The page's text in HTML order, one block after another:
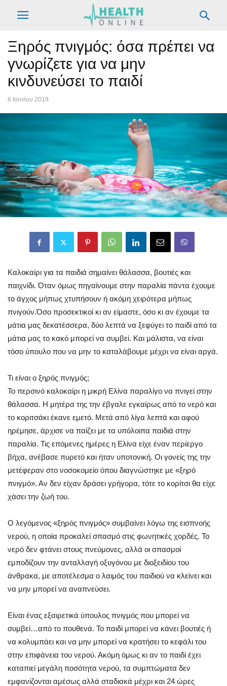
Ξηρός πνιγμός: όσα πρέπει να
γνωρίζετε για να μην
κινδυνεύσει το παιδί
6 Ιουνίου 2019
Καλοκαίρι για τα παιδιά σημαίνει θάλασσα, βουτιές και
παιχνίδι. Όταν όμως πηγαίνουμε στην παραλία πάντα έχουμε
το άγχος μήπως χτυπήσουν ή ακόμη χειρότερα μήπως
πνιγούν.Όσο προσεκτικοί κι αν είμαστε, όσο κι αν έχουμε τα
μάτια μας δεκατέσσερα, δύο λεπτά να ξεφύγει το παιδί από τα
μάτια μας το κακό μπορεί να συμβεί. Και μάλιστα, να είναι
τόσο ύπουλο που να μην το καταλάβουμε μέχρι να είναι αργά.
Τι είναι ο ξηρός πνιγμός;
Το περσινό καλοκαίρι η μικρή Ελίνα παραλίγο να πνιγεί στην
θάλασσα. Η μητέρα της την έβγαλε εγκαίρως από το νερό και
το κοριτσάκι έκανε εμετό. Μετά από λίγα λεπτά και αφού
ηρέμησε, άρχισε να παίζει με τα υπόλοιπα παιδιά στην
παραλία. Τις επόμενες ημέρες η Ελίνα είχε έναν περίεργο
βήχα, ανέβασε πυρετό και ήταν υποτονική. Οι γονείς της την
μετέφεραν στο νοσοκομείο όπου διαγνώστηκε με «ξηρό
πνιγμό». Αν δεν είχαν δράσει γρήγορα, τότε το κορίτσι θα είχε
χάσει την ζωή του.
Ο λεγόμενος «ξηρός πνιγμός» συμβαίνει λόγω της εισπνοής
νερού, η οποία προκαλεί σπασμό στις φωνητικές χορδές. Το
νερό δεν φτάνει στους πνεύμονες, αλλά οι σπασμοί
εμποδίζουν την ανταλλαγή οξυγόνου με διοξειδίου του
άνθρακα, με αποτέλεσμα ο λαιμός του παιδιού να κλείνει και
να μην μπορεί να αναπνεύσει.
Είναι ένας εξαιρετικά ύπουλος πνιγμός που μπορεί να
συμβεί…από το πουθενά. Το παιδί μπορεί να κάνει βουτιές ή
να κολυμπάει και να μην μπορεί να κρατήσει το κεφάλι του
στην επιφάνεια του νερού. Ακόμη όμως κι αν το παιδί έχει
καταπιεί μεγάλη ποσότητα νερού, τα συμπτώματα δεν
εμφανίζονται αμέσως αλλά σταδιακά μέχρι και 24 ώρες